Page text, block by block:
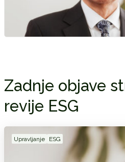
Zadnje objave
revije ESG
Upravljanje ESG